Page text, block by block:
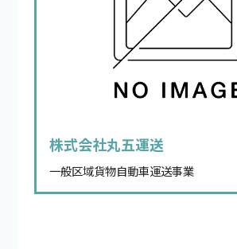
株式会社丸五運送
一般区域貨物自動車運送事業